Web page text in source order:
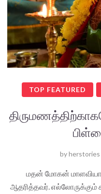
TOP FEATURED
byherstories
மதன் மோகன்
ஆதரித்தவர்.